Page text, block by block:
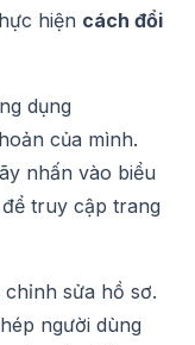
hiện cách đổi
dụng
của mình.
nhấn vào biểu
truy cập trang
sửa hồ sơ.
người dùng